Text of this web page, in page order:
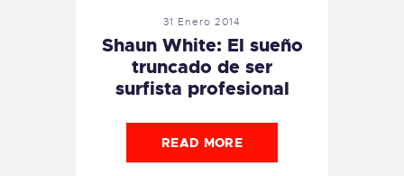
31 Enero 2014
Shaun White: El sueño
truncado de ser
surfista profesional
READ MORE